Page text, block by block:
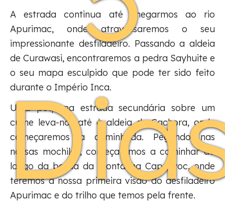
A estrada continua até chegarmos ao rio
Apurimac, onde atravessaremos o seu
impressionante desfiladeiro. Passando a aldeia
de Curawasi, encontraremos a pedra Sayhuite e
o seu mapa esculpido que pode ter sido feito
durante o Império Inca.
Uma pequena estrada secundária sobre um
cume leva-nos até à aldeia de Cachora, onde
começaremos a caminhada. Pegando nas
nossas mochilas, começaremos a caminhar ao
longo da borda da montanha Capuliyoc, onde
teremos a nossa primeira visão do desfiladeiro
Apurimac e do trilho que temos pela frente.